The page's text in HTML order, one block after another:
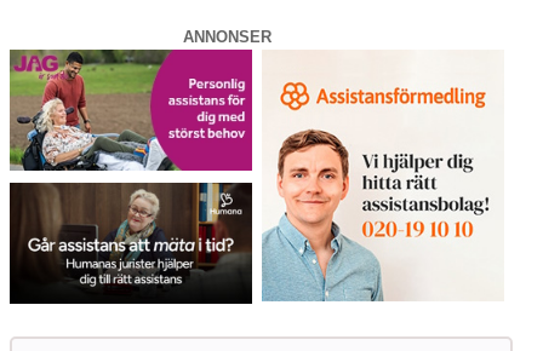
ANNONSER